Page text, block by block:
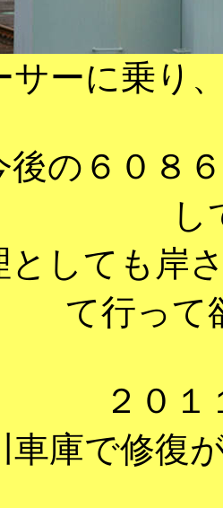
サーに乗り
後の６０８
し
としても岸
て行って
２０
車庫で修復